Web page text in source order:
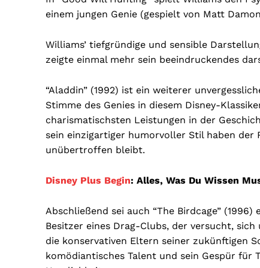
einem jungen Genie (gespielt von Matt
Williams’ tiefgründige und sensible
zeigte einmal mehr sein beeindruckendes
“Aladdin” (1992) ist ein weiterer
Stimme des Genies in diesem Disney-
charismatischsten Leistungen in der
sein einzigartiger humorvoller Stil haben der
unübertroffen bleibt.
Disney Plus Begin: Alles, Was Du Wissen
Abschließend sei auch “The Birdcage”
Besitzer eines Drag-Clubs, der versucht,
die konservativen Eltern seiner zukünftigen
komödiantisches Talent und sein Gespür für